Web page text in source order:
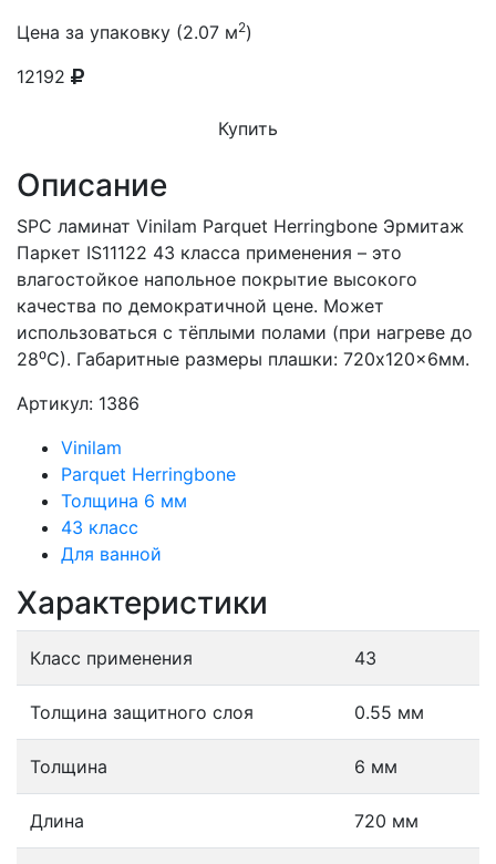
Цена за упаковку (2.07 м2)
12192
Купить
Описание
SPC ламинат Vinilam Parquet Herringbone Эрмитаж
Паркет IS11122 43 класса применения – это
влагостойкое напольное покрытие высокого
качества по демократичной цене. Может
использоваться с тёплыми полами (при нагреве до
28⁰С). Габаритные размеры плашки: 720x120x6мм.
Артикул: 1386
Vinilam
Parquet Herringbone
Толщина 6 мм
43 класс
Для ванной
Характеристики
Класс применения 43
Толщина защитного слоя 0.55 мм
Толщина 6 мм
Длина 720 мм